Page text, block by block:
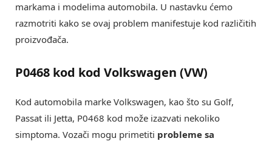
markama i modelima automobila. U nastavku ćemo
razmotriti kako se ovaj problem manifestuje kod različitih
proizvođača.
P0468 kod kod Volkswagen (VW)
Kod automobila marke Volkswagen, kao što su Golf,
Passat ili Jetta, P0468 kod može izazvati nekoliko
simptoma. Vozači mogu primetiti probleme sa